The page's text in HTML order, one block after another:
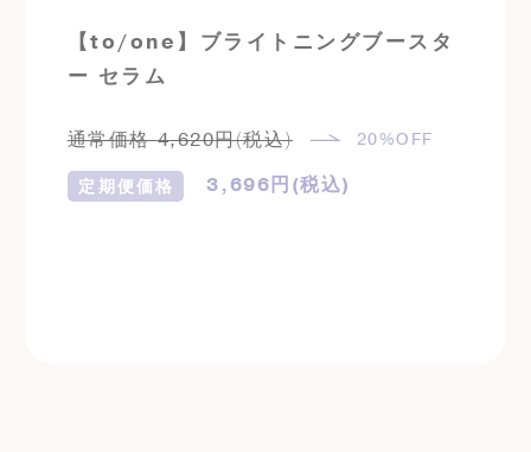
【to/one】ブライトニングブースタ
ー セラム
通常価格4,620円(税込) 20%OFF
定期便価格 3,696 円(税込)